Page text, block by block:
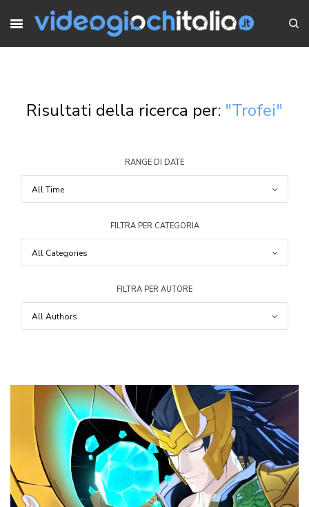
Risultati della ricerca per: "Trofei"
RANGE DI DATE
FILTRA PER CATEGORIA
FILTRA PER AUTORE